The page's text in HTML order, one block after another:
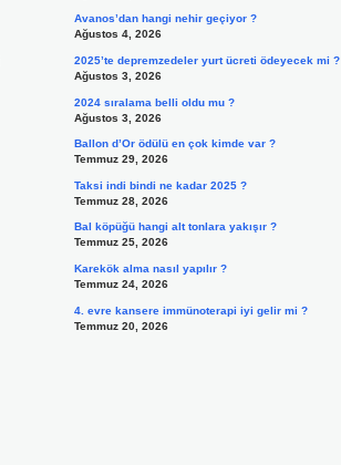
Avanos’dan hangi nehir geçiyor ?
Ağustos 4, 2026
2025’te depremzedeler yurt ücreti ödeyecek mi ?
Ağustos 3, 2026
2024 sıralama belli oldu mu ?
Ağustos 3, 2026
Ballon d’Or ödülü en çok kimde var ?
Temmuz 29, 2026
Taksi indi bindi ne kadar 2025 ?
Temmuz 28, 2026
Bal köpüğü hangi alt tonlara yakışır ?
Temmuz 25, 2026
Karekök alma nasıl yapılır ?
Temmuz 24, 2026
4. evre kansere immünoterapi iyi gelir mi ?
Temmuz 20, 2026